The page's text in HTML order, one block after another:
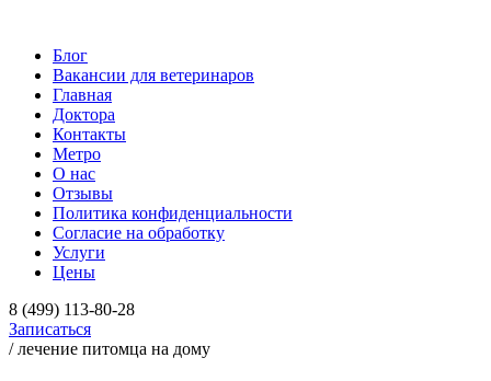
Блог
Вакансии для ветеринаров
Главная
Доктора
Контакты
Метро
О нас
Отзывы
Политика конфиденциальности
Согласие на обработку
Услуги
Цены
8 (499) 113-80-28
Записаться
/ лечение питомца на дому